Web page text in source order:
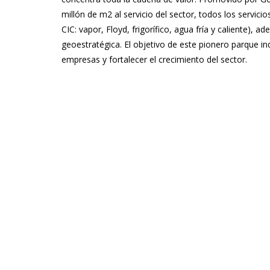
millón de m2 al servicio del sector, todos los
CIC: vapor, Floyd, frigorífico, agua fría y caliente),
geoestratégica. El objetivo de este pionero parque
empresas y fortalecer el crecimiento del sector.